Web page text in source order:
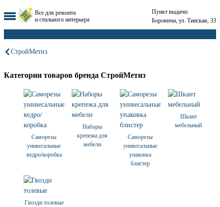
Все для ремонта
и стильного интерьера
Пункт выдачи:
Боровичи, ул. Тинская, 33
СтройМетиз
Категории товаров бренда СтройМетиз
Саморезы
унивесальные
ведро/коробка
Наборы
крепежа для
мебели
Саморезы
унивесальные
упаковка
блистер
Шкант
мебельный
Гвозди толевые